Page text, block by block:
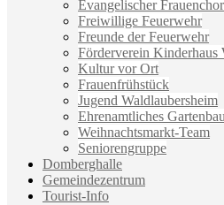
Evangelischer
Freiwillige Feuerwehr
Freunde der Feuerwehr
Förderverein Kinderhaus
Kultur vor Ort
Frauenfrühstück
Jugend Waldlaubersheim
Ehrenamtliches
Weihnachtsmarkt-Team
Seniorengruppe
Domberghalle
Gemeindezentrum
Tourist-Info